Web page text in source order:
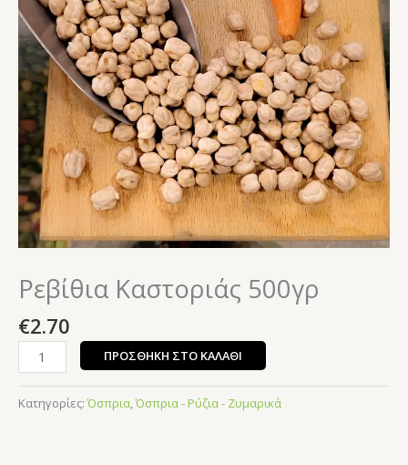
Ρεβίθια Καστοριάς 500γρ
€2.70
ΠΡΟΣΘΉΚΗ ΣΤΟ ΚΑΛΆΘΙ
Κατηγορίες:Όσπρια,Όσπρια - Ρύζια - Ζυμαρικά